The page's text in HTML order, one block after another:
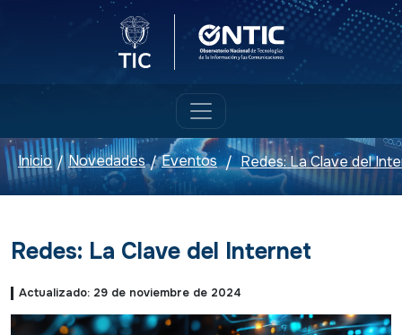
Logo del Ministerio TICLogo ONTIC
Inicio / Novedades / Eventos / Redes: La Clave del
Redes: La Clave del Internet
Actualizado: 29 de noviembre de 2024